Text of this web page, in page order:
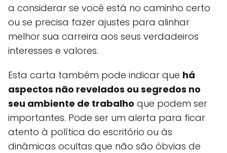
a considerar se você está no caminho certo
ou se precisa fazer ajustes para alinhar
melhor sua carreira aos seus verdadeiros
interesses e valores.
Esta carta também pode indicar que há
aspectos não revelados ou segredos no
seu ambiente de trabalho que podem ser
importantes. Pode ser um alerta para ficar
atento à política do escritório ou às
dinâmicas ocultas que não são óbvias de